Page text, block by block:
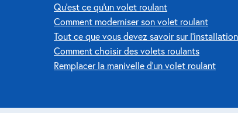
Qu’est ce qu’un volet roulant
Comment moderniser son volet roulant
Tout ce que vous devez savoir sur
Comment choisir des volets roulants
Remplacer la manivelle d’un volet roulant